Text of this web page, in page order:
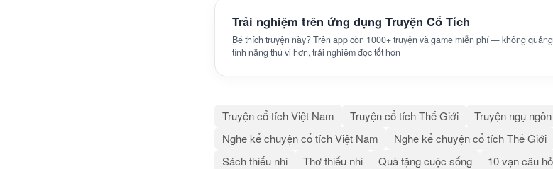
Trải nghiệm trên ứng dụng Truyện Cổ Tích
Bé thích truyện này? Trên app còn 1000+ truyện và game miễn phí — không
tính năng thú vị hơn, trải nghiệm đọc tốt hơn
Truyện cổ tích Việt Nam Truyện cổ tích Thế Giới Truyện ngụ ngôn
Nghe kể chuyện cổ tích Việt Nam
Nghe kể chuyện cổ tích Thế Giới
Sách thiếu nhi
Thơ thiếu nhi Quà tặng cuộc sống 10 vạn câu